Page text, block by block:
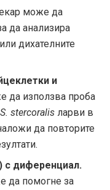
може да
да анализира
дихателните
и
да използва проба
S. stercoralis ларви в
да повторите
с диференциал.
да помогне за